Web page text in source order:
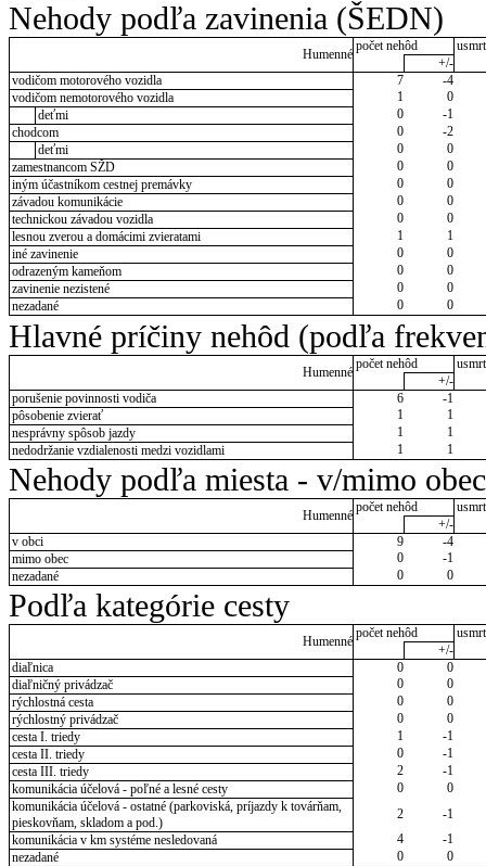
Nehody podľa zavinenia (ŠEDN)
Humenné
počet nehôd
+/-
vodičom motorového vozidla
7
-4
vodičom nemotorového vozidla
1
0
deťmi
0
-1
chodcom
0
-2
deťmi
0
0
zamestnancom SŽD
0
0
iným účastníkom cestnej premávky
0
0
závadou komunikácie
0
0
technickou závadou vozidla
0
0
lesnou zverou a domácimi zvieratami
1
1
iné zavinenie
0
0
odrazeným kameňom
0
0
zavinenie nezistené
0
0
nezadané
0 0
Hlavné príčiny nehôd (podľa
Humenné
počet nehôd
+/-
porušenie povinnosti vodiča
6
-1
pôsobenie zvierať
1
1
nesprávny spôsob jazdy
1
1
nedodržanie vzdialenosti medzi vozidlami
1 1
Nehody podľa miesta - v/mimo obec
Humenné
počet nehôd
+/-
v obci
9
-4
mimo obec
0
-1
nezadané
0 0
Podľa kategórie cesty
Humenné
počet nehôd
+/-
diaľnica
0
0
diaľničný privádzač
0
0
rýchlostná cesta
0
0
rýchlostný privádzač
0
0
cesta I. triedy
1
-1
cesta II. triedy
0
-1
cesta III. triedy
2
-1
komunikácia účelová - poľné a lesné cesty
0
0
komunikácia účelová - ostatné (parkoviská, príjazdy k továrňam,
pieskovňam, skladom a pod.)
2
-1
komunikácia v km systéme nesledovaná
4
-1
nezadané
0 0